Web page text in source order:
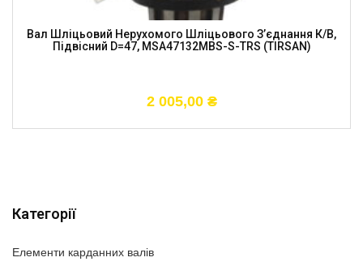
Категорії
Елементи карданних валів
Вал Шліцьовий Нерухомого Шліцьового З’єднання К/в,
Підвісний D=47, MSA47132MBS-S-TRS (TIRSAN)
2 005,00 ₴